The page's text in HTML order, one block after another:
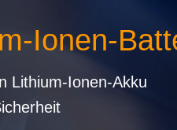
Ionen-
Lithium-Ionen-Akku